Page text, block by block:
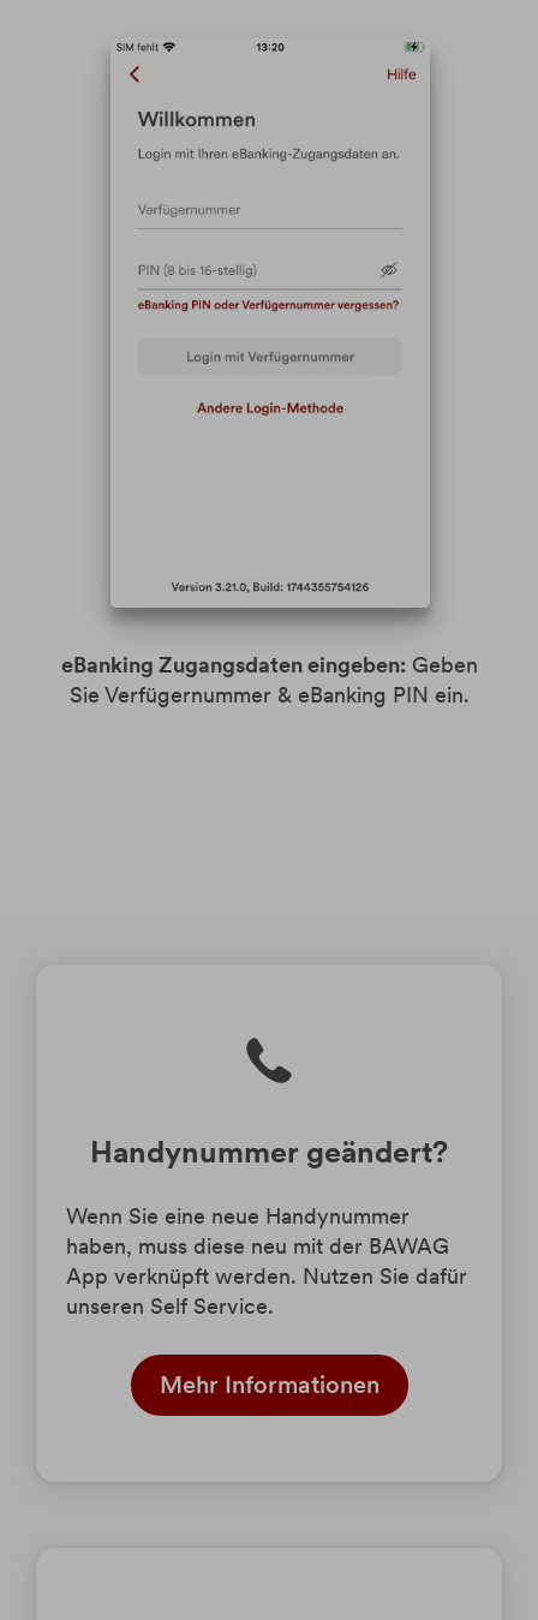
eBanking Zugangsdaten eingeben: Geben
Sie Verfügernummer & eBanking PIN ein.
Handynummer geändert?
Wenn Sie eine neue Handynummer
haben, muss diese neu mit der BAWAG
App verknüpft werden. Nutzen Sie dafür
unseren Self Service.
Mehr Informationen